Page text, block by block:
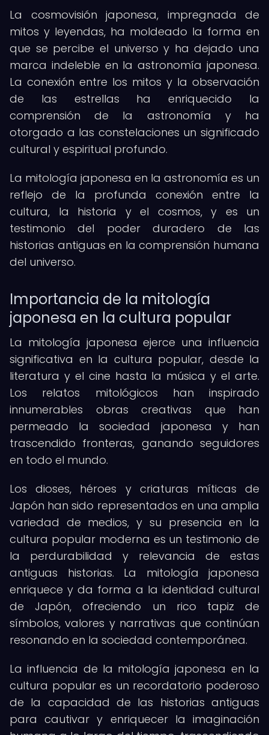
La cosmovisión japonesa, impregnada de
mitos y leyendas, ha moldeado la forma en
que se percibe el universo y ha dejado una
marca indeleble en la astronomía japonesa.
La conexión entre los mitos y la observación
de las estrellas ha enriquecido la
comprensión de la astronomía y ha
otorgado a las constelaciones un significado
cultural y espiritual profundo.
La mitología japonesa en la astronomía es un
reflejo de la profunda conexión entre la
cultura, la historia y el cosmos, y es un
testimonio del poder duradero de las
historias antiguas en la comprensión humana
del universo.
Importancia de la mitología
japonesa en la cultura popular
La mitología japonesa ejerce una influencia
significativa en la cultura popular, desde la
literatura y el cine hasta la música y el arte.
Los relatos mitológicos han inspirado
innumerables obras creativas que han
permeado la sociedad japonesa y han
trascendido fronteras, ganando seguidores
en todo el mundo.
Los dioses, héroes y criaturas míticas de
Japón han sido representados en una amplia
variedad de medios, y su presencia en la
cultura popular moderna es un testimonio de
la perdurabilidad y relevancia de estas
antiguas historias. La mitología japonesa
enriquece y da forma a la identidad cultural
de Japón, ofreciendo un rico tapiz de
símbolos, valores y narrativas que continúan
resonando en la sociedad contemporánea.
La influencia de la mitología japonesa en la
cultura popular es un recordatorio poderoso
de la capacidad de las historias antiguas
para cautivar y enriquecer la imaginación